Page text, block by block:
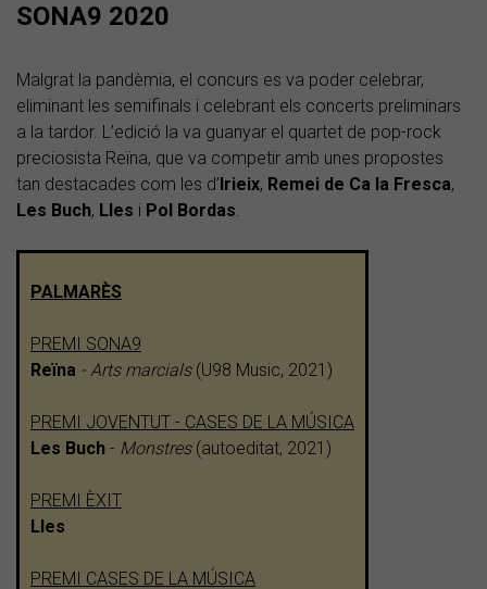
SONA9 2020
Malgrat la pandèmia, el concurs es va poder celebrar,
eliminant les semifinals i celebrant els concerts preliminars
a la tardor. L’edició la va guanyar el quartet de pop-rock
preciosista Reïna, que va competir amb unes propostes
tan destacades com les d’Irieix, Remei de Ca la Fresca,
Les Buch, Lles i Pol Bordas.
PALMARÈS
PREMI SONA9
Reïna - Arts marcials (U98 Music, 2021)
PREMI JOVENTUT - CASES DE LA MÚSICA
Les Buch - Monstres(autoeditat, 2021)
PREMI ÈXIT
Lles
PREMI CASES DE LA MÚSICA